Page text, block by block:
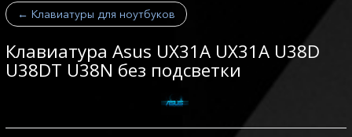
← Клавиатуры для ноутбуков
Клавиатура Asus UX31A UX31A U38D
U38DT U38N без подсветки